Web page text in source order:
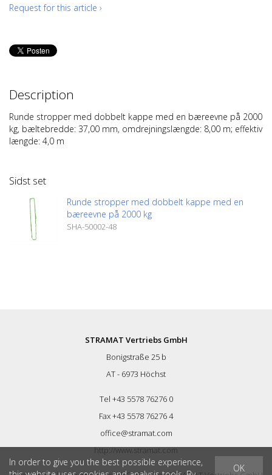
Request for this article ›
Description
Runde stropper med dobbelt kappe med en bæreevne på 2000
kg, bæltebredde: 37,00 mm, omdrejningslængde: 8,00 m; effektiv
længde: 4,0 m
Sidst set
Runde stropper med dobbelt kappe med en
bæreevne på 2000 kg
SHA-50002-48
STRAMAT Vertriebs GmbH
Bonigstraße 25 b
AT - 6973 Höchst
Tel +43 5578 76276 0
Fax +43 5578 76276 4
office@stramat.com
http://www.stramat.com
OK
In order to give you the best possible experience,